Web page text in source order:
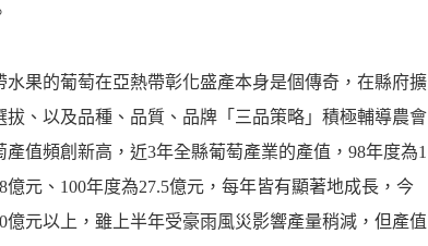
水果的葡萄在亞熱帶彰化盛產本身是個傳奇，在縣府擴
拔、以及品種、品質、品牌「三品策略」積極輔導農會
產值頻創新高，近3年全縣葡萄產業的產值，98年度為1
億元、100年度為27.5億元，每年皆有顯著地成長，今
億元以上，雖上半年受豪雨風災影響產量稍減，但產值